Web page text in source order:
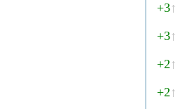
+3↑
+3↑
+2↑
+2↑